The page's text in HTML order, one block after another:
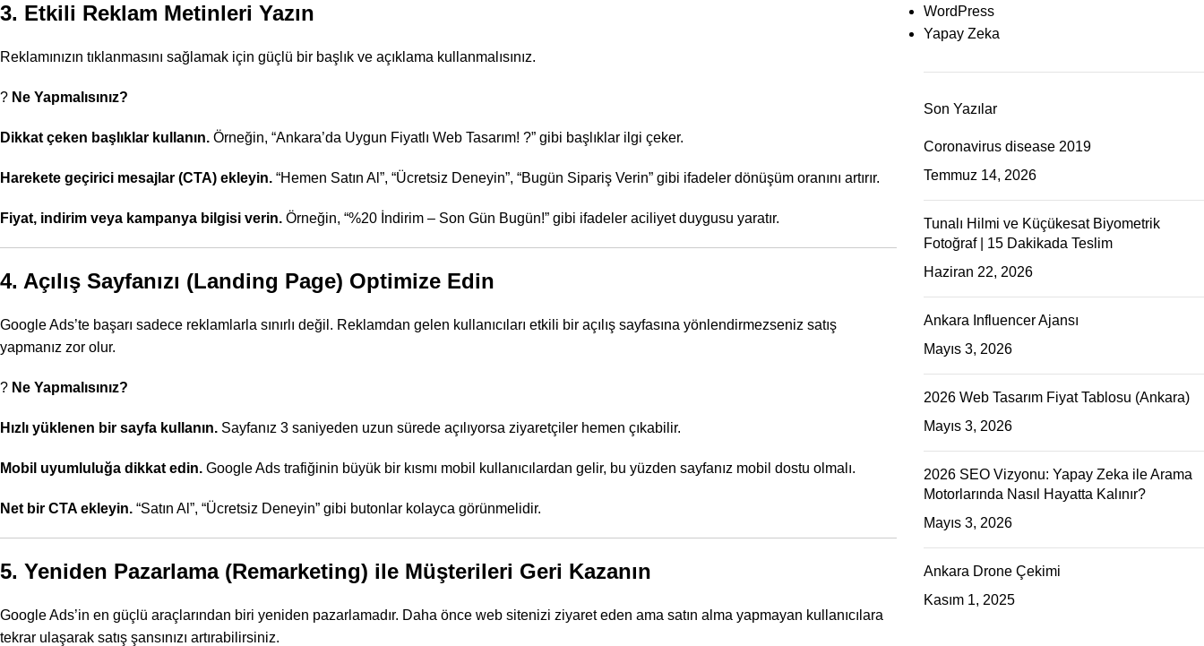
3. Etkili Reklam Metinleri Yazın
Reklamınızın tıklanmasını sağlamak için güçlü bir başlık ve açıklama kullanmalısınız.
? Ne Yapmalısınız?
Dikkat çeken başlıklar kullanın. Örneğin, “Ankara’da Uygun Fiyatlı Web Tasarım! ?” gibi başlıklar ilgi çeker.
Harekete geçirici mesajlar (CTA) ekleyin. “Hemen Satın Al”, “Ücretsiz Deneyin”, “Bugün Sipariş Verin” gibi ifadeler dönüşüm oranını artırır.
Fiyat, indirim veya kampanya bilgisi verin. Örneğin, “%20 İndirim – Son Gün Bugün!” gibi ifadeler aciliyet duygusu yaratır.
4. Açılış Sayfanızı (Landing Page) Optimize Edin
Google Ads’te başarı sadece reklamlarla sınırlı değil. Reklamdan gelen kullanıcıları etkili bir açılış sayfasına yönlendirmezseniz satış
yapmanız zor olur.
? Ne Yapmalısınız?
Hızlı yüklenen bir sayfa kullanın. Sayfanız 3 saniyeden uzun sürede açılıyorsa ziyaretçiler hemen çıkabilir.
Mobil uyumluluğa dikkat edin. Google Ads trafiğinin büyük bir kısmı mobil kullanıcılardan gelir, bu yüzden sayfanız mobil dostu olmalı.
Net bir CTA ekleyin. “Satın Al”, “Ücretsiz Deneyin” gibi butonlar kolayca görünmelidir.
5. Yeniden Pazarlama (Remarketing) ile Müşterileri Geri Kazanın
Google Ads’in en güçlü araçlarından biri yeniden pazarlamadır. Daha önce web sitenizi ziyaret eden ama satın alma yapmayan kullanıcılara
tekrar ulaşarak satış şansınızı artırabilirsiniz.
WordPress
Yapay Zeka
Son Yazılar
Coronavirus disease 2019
Temmuz 14, 2026
Tunalı Hilmi ve Küçükesat Biyometrik
Fotoğraf | 15 Dakikada Teslim
Haziran 22, 2026
Ankara Influencer Ajansı
Mayıs 3, 2026
2026 Web Tasarım Fiyat Tablosu (Ankara)
Mayıs 3, 2026
2026 SEO Vizyonu: Yapay Zeka ile Arama
Motorlarında Nasıl Hayatta Kalınır?
Mayıs 3, 2026
Ankara Drone Çekimi
Kasım 1, 2025